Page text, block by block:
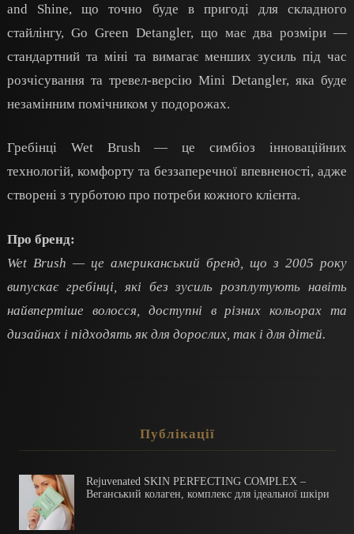
and Shine, що точно буде в пригоді для складного
стайлінгу, Go Green Detangler, що має два розміри —
стандартний та міні та вимагає менших зусиль під час
розчісування та тревел-версію Mini Detangler, яка буде
незамінним помічником у подорожах.
Гребінці Wet Brush — це симбіоз інноваційних
технологій, комфорту та беззаперечної впевненості, адже
створені з турботою про потреби кожного клієнта.
Про бренд:
Wet Brush — це американський бренд, що з 2005 року
випускає гребінці, які без зусиль розплутують навіть
найвпертіше волосся, доступні в різних кольорах та
дизайнах і підходять як для дорослих, так і для дітей.
Публікації
Rejuvenated SKIN PERFECTING COMPLEX –
Веганський колаген, комплекс для ідеальної шкіри